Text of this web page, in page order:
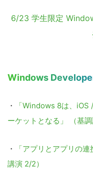
6/23 学生限定
Windows
・
「Windows 8は、
ーケットとなる」 （基調
・
「アプリとアプリの
講演 2/2）